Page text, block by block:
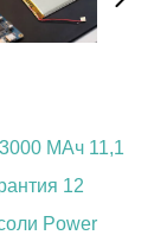
МАч 11,1
12
Power